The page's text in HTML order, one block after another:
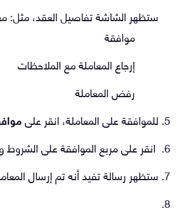
ستظهر الشاشة تفاصيل العقد، مثل:
موافقة
إرجاع المعاملة مع الملاحظات
رفض المعاملة
للموافقة على المعاملة، انقر على
انقر على مربع الموافقة على الشروط
ستظهر رسالة تفيد أنه تم إرسال